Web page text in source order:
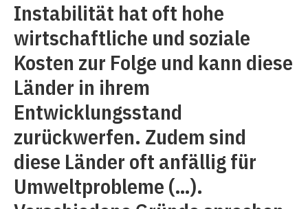
Instabilität hat oft hohe
wirtschaftliche und soziale
Kosten zur Folge und kann diese
Länder in ihrem
Entwicklungsstand
zurückwerfen. Zudem sind
diese Länder oft anfällig für
Umweltprobleme (…).